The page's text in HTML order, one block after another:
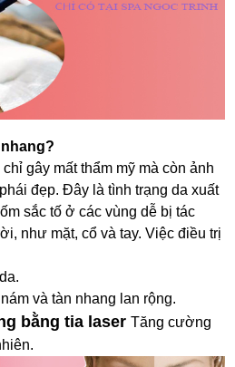
gây mất thẩm mỹ mà còn ảnh
đẹp. Đây là tình trạng da xuất
sắc tố ở các vùng dễ bị tác
như mặt, cổ và tay. Việc điều trị
và tàn nhang lan rộng.
bằng tia laserTăng cường